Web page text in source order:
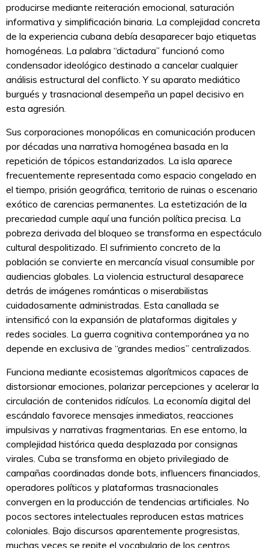
producirse mediante reiteración emocional, saturación
informativa y simplificación binaria. La complejidad concreta
de la experiencia cubana debía desaparecer bajo etiquetas
homogéneas. La palabra “dictadura” funcionó como
condensador ideológico destinado a cancelar cualquier
análisis estructural del conflicto. Y su aparato mediático
burgués y trasnacional desempeña un papel decisivo en
esta agresión.
Sus corporaciones monopólicas en comunicación producen
por décadas una narrativa homogénea basada en la
repetición de tópicos estandarizados. La isla aparece
frecuentemente representada como espacio congelado en
el tiempo, prisión geográfica, territorio de ruinas o escenario
exótico de carencias permanentes. La estetización de la
precariedad cumple aquí una función política precisa. La
pobreza derivada del bloqueo se transforma en espectáculo
cultural despolitizado. El sufrimiento concreto de la
población se convierte en mercancía visual consumible por
audiencias globales. La violencia estructural desaparece
detrás de imágenes románticas o miserabilistas
cuidadosamente administradas. Esta canallada se
intensificó con la expansión de plataformas digitales y
redes sociales. La guerra cognitiva contemporánea ya no
depende en exclusiva de “grandes medios” centralizados.
Funciona mediante ecosistemas algorítmicos capaces de
distorsionar emociones, polarizar percepciones y acelerar la
circulación de contenidos ridículos. La economía digital del
escándalo favorece mensajes inmediatos, reacciones
impulsivas y narrativas fragmentarias. En ese entorno, la
complejidad histórica queda desplazada por consignas
virales. Cuba se transforma en objeto privilegiado de
campañas coordinadas donde bots, influencers financiados,
operadores políticos y plataformas trasnacionales
convergen en la producción de tendencias artificiales. No
pocos sectores intelectuales reproducen estas matrices
coloniales. Bajo discursos aparentemente progresistas,
muchas veces se repite el vocabulario de los centros